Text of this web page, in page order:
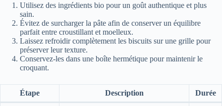
Utilisez des ingrédients bio pour un goût authentique et plus
sain.
Évitez de surcharger la pâte afin de conserver un équilibre
parfait entre croustillant et moelleux.
Laissez refroidir complètement les biscuits sur une grille pour
préserver leur texture.
Conservez-les dans une boîte hermétique pour maintenir le
croquant.
Étape Description Durée